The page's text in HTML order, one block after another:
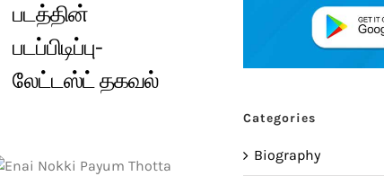
படத்தின்
படப்பிடிப்பு-
லேட்டஸ்ட் தகவல்
Categories
Biography